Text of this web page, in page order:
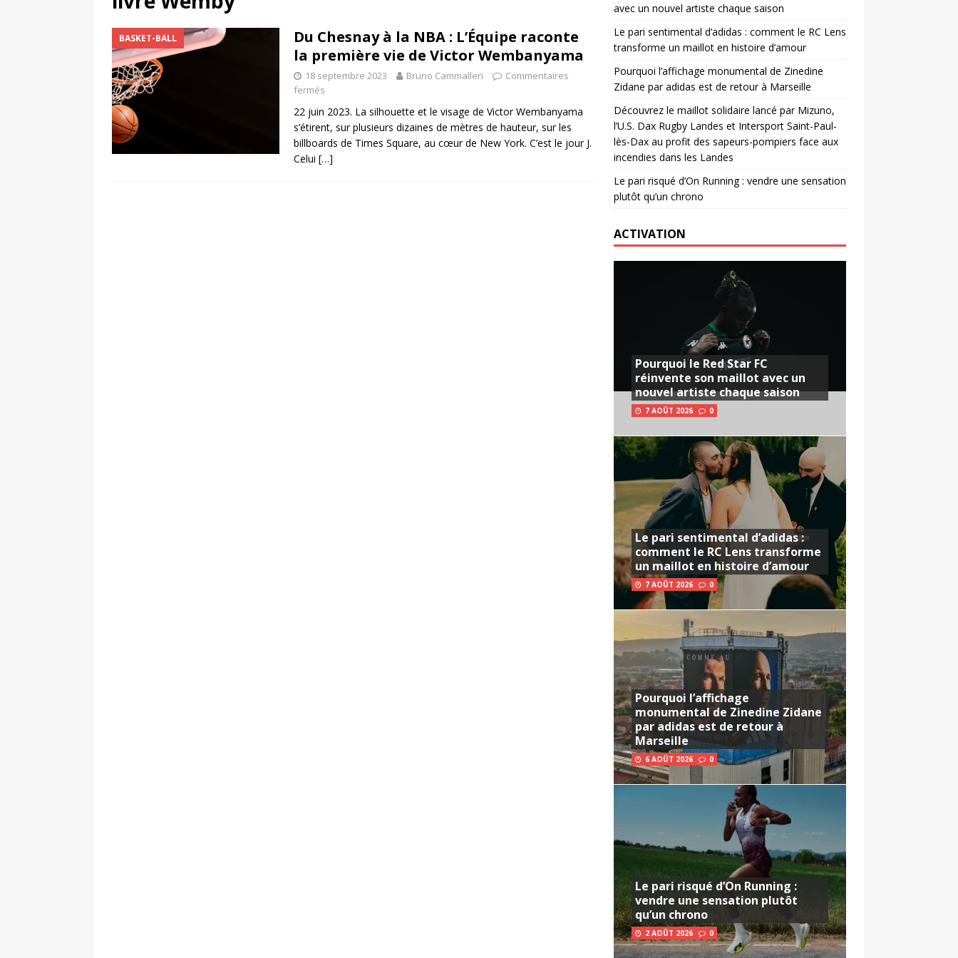
Découvrez le maillot solidaire lancé par Mizuno, l’U.S. Dax Rugby Landes et Intersport
Saint-Paul-lès-Dax au profit des sapeurs-pompiers face aux incendies dans les Landes
RUGBY
[ 2 août 2026 ]
Le pari risqué d’On Running : vendre une sensation plutôt qu’un chrono
ACTIVATION
Pourquoi le Red Star FC réinvente son maillot avec un nouvel artiste chaque saison
BASKET-BALL
Du Chesnay à la NBA : L’Équipe raconte
la première vie de Victor Wembanyama
18 septembre 2023 Bruno Cammalleri
Commentaires
fermés
22 juin 2023. La silhouette et le visage de Victor Wembanyama
s’étirent, sur plusieurs dizaines de mètres de hauteur, sur les
billboards de Times Square, au cœur de New York. C’est le jour J.
Celui […]
avec un nouvel artiste chaque saison
Le pari sentimental d’adidas : comment le RC Lens
transforme un maillot en histoire d’amour
Pourquoi l’affichage monumental de Zinedine
Zidane par adidas est de retour à Marseille
Découvrez le maillot solidaire lancé par Mizuno,
l’U.S. Dax Rugby Landes et Intersport Saint-Paul-
lès-Dax au profit des sapeurs-pompiers face aux
incendies dans les Landes
Le pari risqué d’On Running : vendre une sensation
plutôt qu’un chrono
ACTIVATION
Pourquoi le Red Star FC
réinvente son maillot avec un
nouvel artiste chaque saison
7 AOÛT 2026 0
Le pari sentimental d’adidas :
comment le RC Lens transforme
un maillot en histoire d’amour
7 AOÛT 2026 0
Pourquoi l’affichage
monumental de Zinedine Zidane
par adidas est de retour à
Marseille
6 AOÛT 2026 0
Le pari risqué d’On Running :
vendre une sensation plutôt
qu’un chrono
2 AOÛT 2026 0